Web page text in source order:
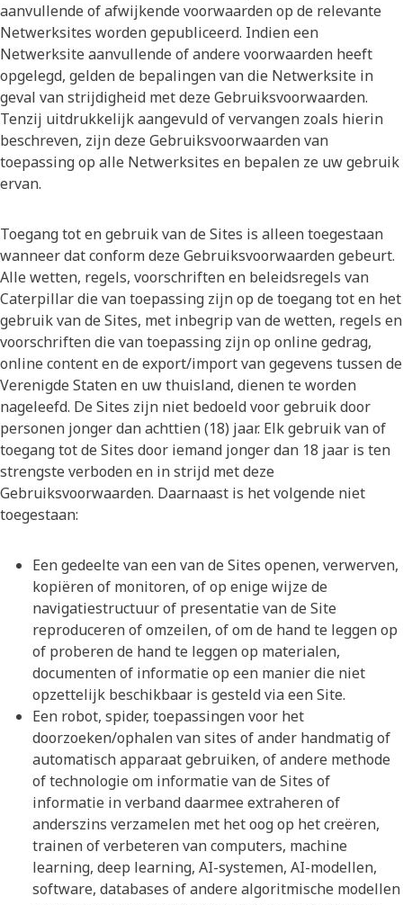
aanvullende of afwijkende voorwaarden op de relevante
Netwerksites worden gepubliceerd. Indien een
Netwerksite aanvullende of andere voorwaarden heeft
opgelegd, gelden de bepalingen van die Netwerksite in
geval van strijdigheid met deze Gebruiksvoorwaarden.
Tenzij uitdrukkelijk aangevuld of vervangen zoals hierin
beschreven, zijn deze Gebruiksvoorwaarden van
toepassing op alle Netwerksites en bepalen ze uw gebruik
ervan.
Toegang tot en gebruik van de Sites is alleen toegestaan
wanneer dat conform deze Gebruiksvoorwaarden gebeurt.
Alle wetten, regels, voorschriften en beleidsregels van
Caterpillar die van toepassing zijn op de toegang tot en het
gebruik van de Sites, met inbegrip van de wetten, regels en
voorschriften die van toepassing zijn op online gedrag,
online content en de export/import van gegevens tussen de
Verenigde Staten en uw thuisland, dienen te worden
nageleefd. De Sites zijn niet bedoeld voor gebruik door
personen jonger dan achttien (18) jaar. Elk gebruik van of
toegang tot de Sites door iemand jonger dan 18 jaar is ten
strengste verboden en in strijd met deze
Gebruiksvoorwaarden. Daarnaast is het volgende niet
toegestaan:
Een gedeelte van een van de Sites openen, verwerven,
kopiëren of monitoren, of op enige wijze de
navigatiestructuur of presentatie van de Site
reproduceren of omzeilen, of om de hand te leggen op
of proberen de hand te leggen op materialen,
documenten of informatie op een manier die niet
opzettelijk beschikbaar is gesteld via een Site.
Een robot, spider, toepassingen voor het
doorzoeken/ophalen van sites of ander handmatig of
automatisch apparaat gebruiken, of andere methode
of technologie om informatie van de Sites of
informatie in verband daarmee extraheren of
anderszins verzamelen met het oog op het creëren,
trainen of verbeteren van computers, machine
learning, deep learning, AI-systemen, AI-modellen,
software, databases of andere algoritmische modellen